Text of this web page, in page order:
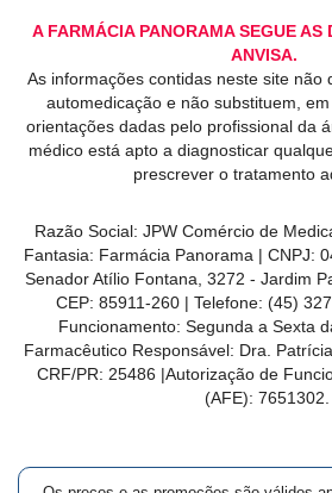
A FARMÁCIA PANORAMA SEGUE AS
ANVISA.
As informações contidas neste site não
automedicação e não substituem,
orientações dadas pelo profissional da
médico está apto a diagnosticar
prescrever o tratamento
Razão Social: JPW Comércio de
Fantasia: Farmácia Panorama | CNPJ:
Senador Atílio Fontana, 3272 - Jardim
CEP: 85911-260 | Telefone: (45)
Funcionamento: Segunda a Sexta
Farmacêutico Responsável: Dra.
CRF/PR: 25486 |Autorização de
(AFE): 7651302.